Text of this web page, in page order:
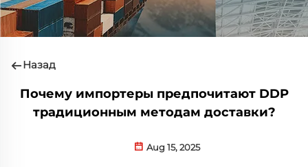
Назад
Почему импортеры предпочитают DDP
традиционным методам доставки?
Aug 15, 2025